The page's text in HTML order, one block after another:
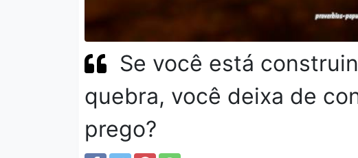
Se você está
quebra, você deixa de
prego?